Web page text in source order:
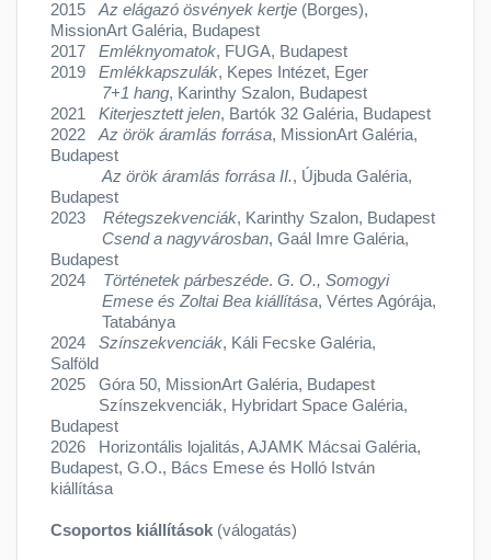
2015 Az elágazó ösvények kertje (Borges),
MissionArt Galéria, Budapest
2017 Emléknyomatok, FUGA, Budapest
2019 Emlékkapszulák, Kepes Intézet, Eger
7+1 hang, Karinthy Szalon, Budapest
2021 Kiterjesztett jelen, Bartók 32 Galéria, Budapest
2022 Az örök áramlás forrása, MissionArt Galéria,
Budapest
Az örök áramlás forrása II., Újbuda Galéria,
Budapest
2023 Rétegszekvenciák, Karinthy Szalon, Budapest
Csend a nagyvárosban, Gaál Imre Galéria,
Budapest
2024 Történetek párbeszéde. G. O., Somogyi
Emese és Zoltai Bea kiállítása, Vértes Agórája,
Tatabánya
2024 Színszekvenciák, Káli Fecske Galéria,
Salföld
2025 Góra 50, MissionArt Galéria, Budapest
Színszekvenciák, Hybridart Space Galéria,
Budapest
2026 Horizontális lojalitás, AJAMK Mácsai Galéria,
Budapest, G.O., Bács Emese és Holló István
kiállítása
Csoportos kiállítások (válogatás)